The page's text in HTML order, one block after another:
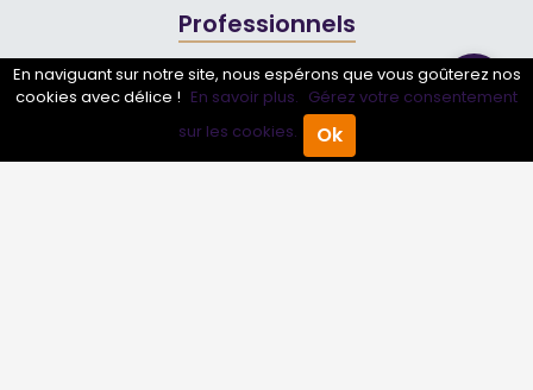
Annuaire Pro Agenda
Professionnels
Annuaire pro
Inscrire mon entreprise
Les Abonnements Pros
En naviguant sur notre site, nous espérons que vous goûterez nos
cookies avec délice ! En savoir plus. Gérez votre consentement
sur les cookies.
Ok